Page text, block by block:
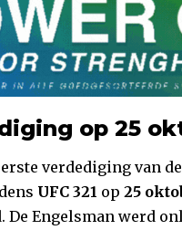
op 25
verdediging van de
UFC 321 op 25
De Engelsman werd